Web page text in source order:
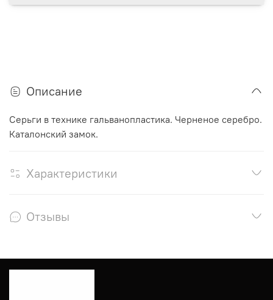
Описание
Серьги в технике гальванопластика. Черненое серебро.
Каталонский замок.
Характеристики
Отзывы